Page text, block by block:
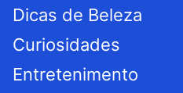
Dicas de Beleza
Curiosidades
Entretenimento